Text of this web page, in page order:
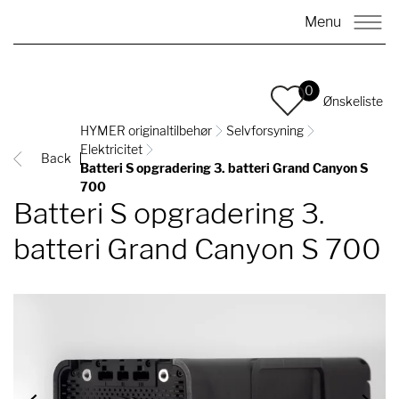
Menu
0
Ønskeliste
Back
HYMER originaltilbehør
Selvforsyning
Elektricitet
Batteri S opgradering 3. batteri Grand Canyon S
700
Batteri S opgradering 3.
batteri Grand Canyon S 700